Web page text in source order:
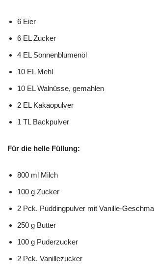
6 Eier
6 EL Zucker
4 EL Sonnenblumenöl
10 EL Mehl
10 EL Walnüsse, gemahlen
2 EL Kakaopulver
1 TL Backpulver
Für die helle Füllung:
800 ml Milch
100 g Zucker
2 Pck. Puddingpulver mit Vanille-
250 g Butter
100 g Puderzucker
2 Pck. Vanillezucker